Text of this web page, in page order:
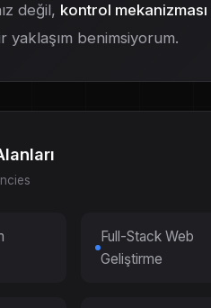
değil, kontrol mekanizması
yaklaşım benimsiyorum.
Full-Stack Web
Geliştirme